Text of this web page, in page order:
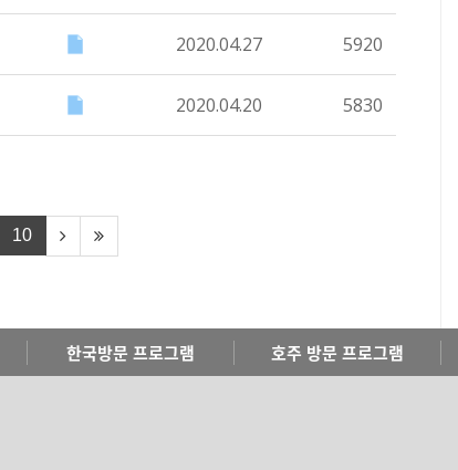
2020.04.27 5920
2020.04.20 5830
10
한국방문 프로그램 호주 방문 프로그램